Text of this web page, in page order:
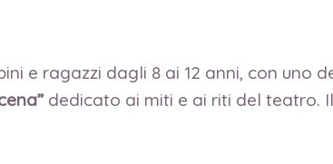
e ragazzi dagli 8 ai 12 anni, con uno
dedicato ai miti e ai riti del teatro.